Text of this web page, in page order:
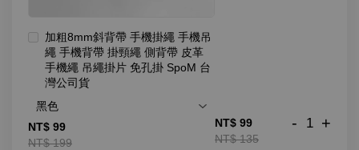
加粗8mm斜背帶 手機掛繩 手機吊
繩 手機背帶 掛頸繩 側背帶 皮革
手機繩 吊繩掛片 免孔掛 SpoM 台
灣公司貨
NT$ 99
NT$ 199
NT$ 99
NT$ 135
- +